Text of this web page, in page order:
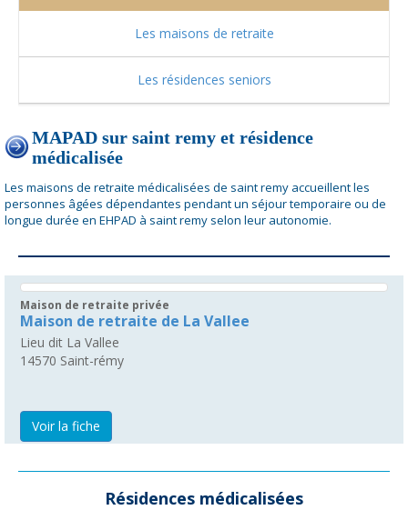
Les maisons de retraite
Les résidences seniors
MAPAD sur saint remy et résidence
médicalisée
Les maisons de retraite médicalisées de saint remy accueillent les
personnes âgées dépendantes pendant un séjour temporaire ou de
longue durée en EHPAD à saint remy selon leur autonomie.
Maison de retraite privée
Maison de retraite de La Vallee
Lieu dit La Vallee
14570 Saint-rémy
Voir la fiche
Résidences médicalisées